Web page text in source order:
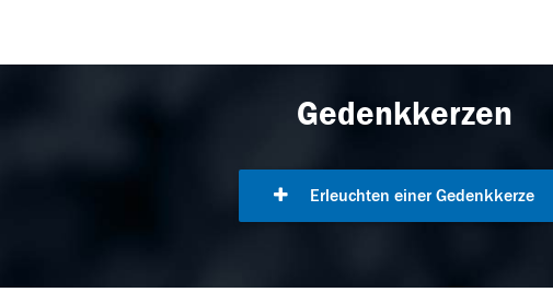
Gedenkkerzen
Erleuchten einer Gedenkkerze